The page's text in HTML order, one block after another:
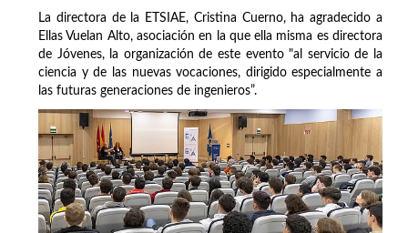
La directora de la ETSIAE, Cristina Cuerno, ha agradecido a
Ellas Vuelan Alto, asociación en la que ella misma es directora
de Jóvenes, la organización de este evento "al servicio de la
ciencia y de las nuevas vocaciones, dirigido especialmente a
las futuras generaciones de ingenieros”.